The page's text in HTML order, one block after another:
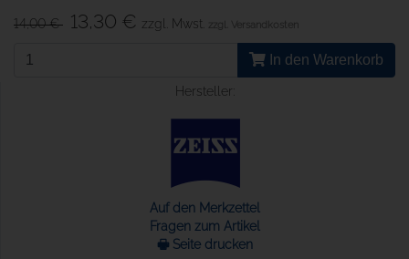
14,00 € 13,30 € zzgl. Mwst. zzgl. Versandkosten
In den Warenkorb
Hersteller:
Auf den Merkzettel
Fragen zum Artikel
🖶 Seite drucken